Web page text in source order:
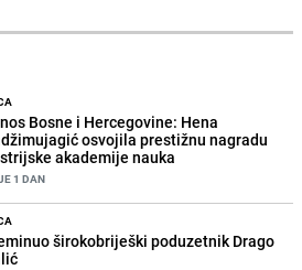
Bosne i Hercegovine: Hena
osvojila prestižnu nagradu
akademije nauka
1 DAN
širokobriješki poduzetnik Drago